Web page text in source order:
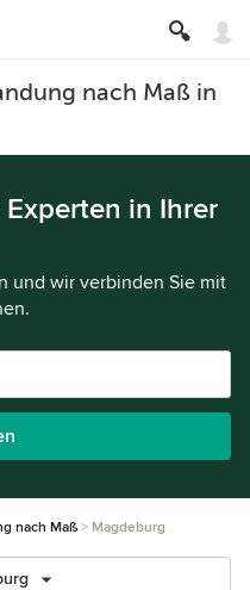
nach Maß in
in Ihrer
und wir verbinden Sie mit
nach Maß Magdeburg